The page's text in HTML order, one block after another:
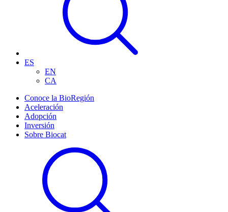
ES
EN
CA
Conoce la BioRegión
Aceleración
Adopción
Inversión
Sobre Biocat